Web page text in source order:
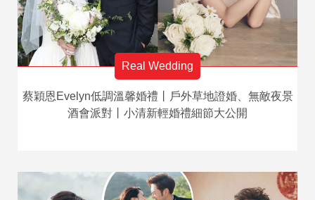
Real Wedding
蔡穎恩Evelyn低調溫馨婚禮丨戶外草地證婚、無敵夜景
酒會派對丨小清新輕婚禮細節大公開